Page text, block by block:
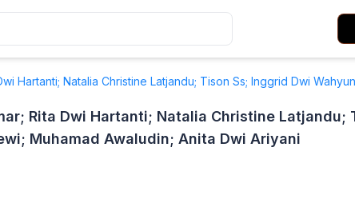
Hartanti; Natalia Christine Latjandu; Tison Ss; Inggrid Dwi
Rita Dwi Hartanti; Natalia Christine Latjandu;
Muhamad Awaludin; Anita Dwi Ariyani